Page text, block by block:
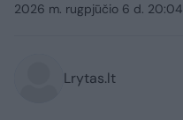
2026 m. rugpjūčio 6 d. 20:04
Lrytas.lt